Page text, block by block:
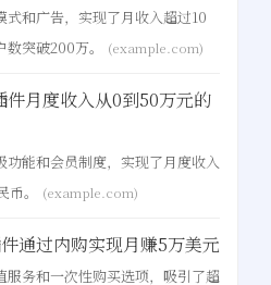
式和广告，实现了月收入超过10
突破200万。
(example.com)
月度收入从0到50万元的
功能和会员制度，实现了月度收入
。
(example.com)
通过内购实现月赚5万美元
服务和一次性购买选项，吸引了超